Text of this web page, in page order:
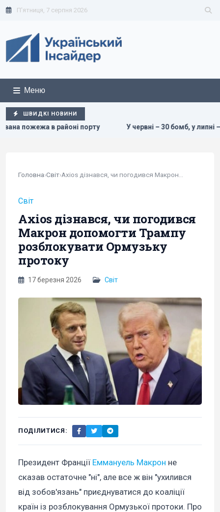
П'ятниця, 7 серпня 2026
Меню
ШВИДКІ НОВИНИ
У червні – 30 бомб, у липні – понад 50: в ОВА заявили
Головна›Світ›
Світ
Axios дізнався, чи погодився
Макрон допомогти Трампу
розблокувати Ормузьку
протоку
17 березня 2026 Світ
ПОДІЛИТИСЯ:
Президент Франції Еммануель Макрон не
сказав остаточне "ні", але все ж він "ухилився
від зобов'язань" приєднуватися до коаліції
країн із розблокування Ормузької протоки. Про